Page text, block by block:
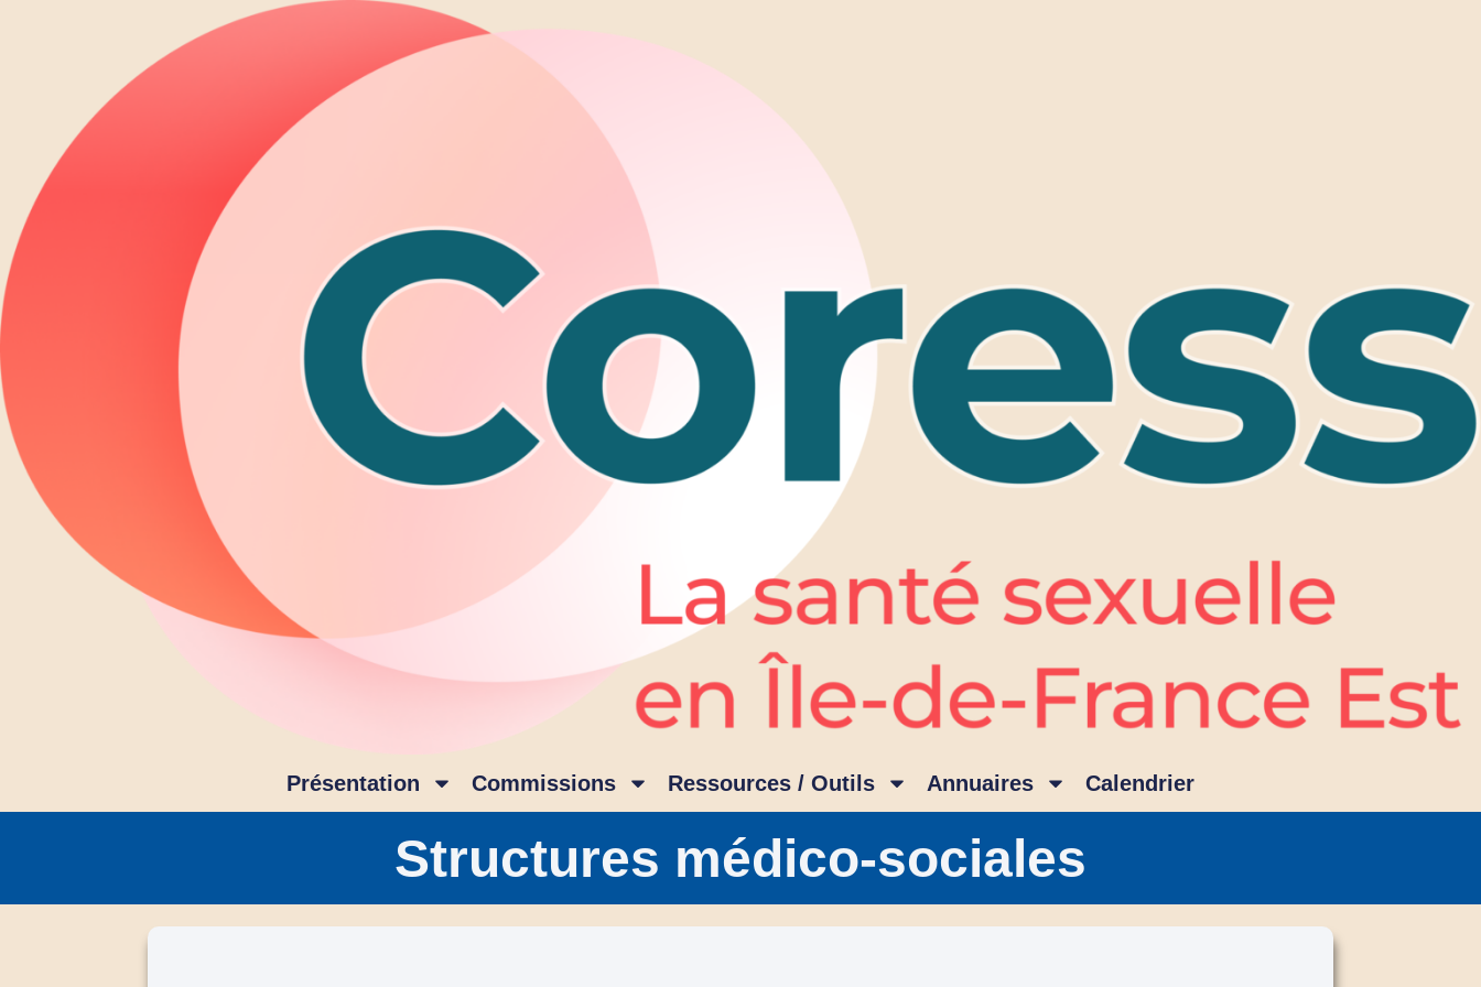
Présentation Commissions Ressources / Outils Annuaires Calendrier
Structures médico-sociales